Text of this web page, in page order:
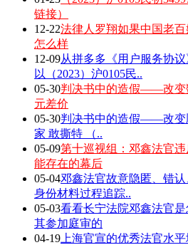
链接）
12-22法律人罗翔如果中国老
怎么样
12-09从拼多多《用户服务协
以（2023）沪0105民..
05-30判决书中的造假——改
元差价
05-30判决书中的造假——改
家 敢撕特 （..
05-09第十巡视组：邓鑫法官
能存在的幕后
05-04邓鑫法官故意隐匿、错
身份材料过程追踪..
05-03看看长宁法院邓鑫法官
其参加庭审的
04-19 上海官宣的优秀法官水